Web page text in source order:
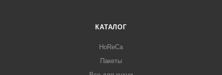
КАТАЛОГ
HoReCa
Пакеты